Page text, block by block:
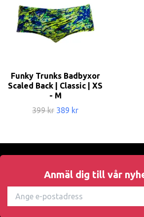
Funky Trunks Badbyxor
Scaled Back | Classic | XS
- M
399 kr 389 kr
Anmäl dig till vår